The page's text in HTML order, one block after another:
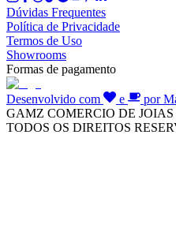
Dúvidas Frequentes
Política de Privacidade
Termos de Uso
Showrooms
Formas de pagamento
Desenvolvido com e
por
GAMZ COMERCIO DE JOIAS
TODOS OS DIREITOS